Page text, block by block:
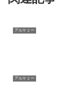
アルケミー
アルケミー